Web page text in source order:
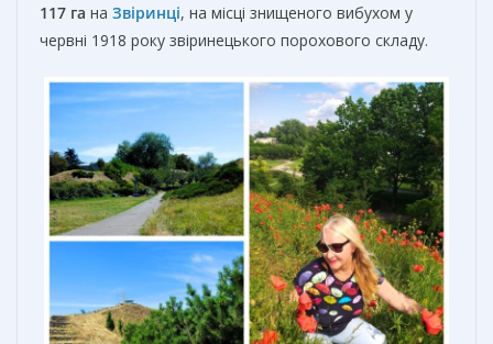
117 га на Звіринці, на місці знищеного вибухом у
червні 1918 року звіринецького порохового складу.